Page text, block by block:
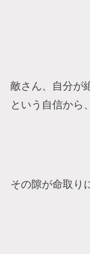
敵さん、自分が
という自信から
その隙が命取り